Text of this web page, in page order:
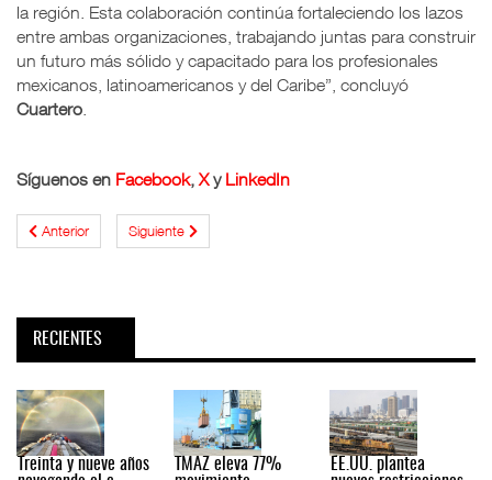
la región. Esta colaboración continúa fortaleciendo los lazos
entre ambas organizaciones, trabajando juntas para construir
un futuro más sólido y capacitado para los profesionales
mexicanos, latinoamericanos y del Caribe”, concluyó
Cuartero
Síguenos en Facebook, Xy LinkedIn
Anterior Siguiente
RECIENTES
Treinta y nueve años
TMAZ eleva 77%
EE.UU. plantea